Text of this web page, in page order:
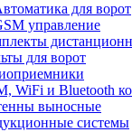
для ворот
управление
для ворот
WiFi и Bluetooth
выносные
системы